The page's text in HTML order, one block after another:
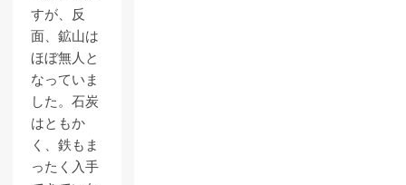
すが、反
面、鉱山は
ほぼ無人と
なっていま
した。石炭
はともか
く、鉄もま
ったく入手